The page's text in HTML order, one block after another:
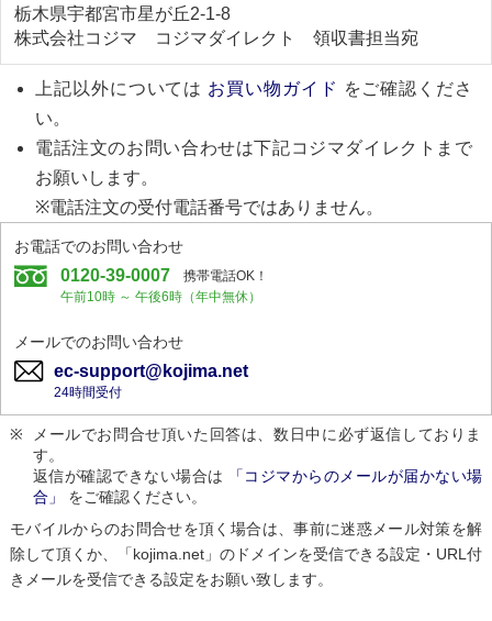
栃木県宇都宮市星が丘2-1-8
株式会社コジマ コジマダイレクト 領収書担当宛
上記以外については お買い物ガイド をご確認くださ
い。
電話注文のお問い合わせは下記コジマダイレクトまで
お願いします。
※電話注文の受付電話番号ではありません。
お電話でのお問い合わせ
0120-39-0007
携帯電話OK！
午前10時 ～ 午後6時（年中無休）
メールでのお問い合わせ
ec-support@kojima.net
24時間受付
メールでお問合せ頂いた回答は、数日中に必ず返信しておりま
す。
返信が確認できない場合は
「コジマからのメールが届かない場
合」 をご確認ください。
モバイルからのお問合せを頂く場合は、事前に迷惑メール対策を解
除して頂くか、「kojima.net」のドメインを受信できる設定・URL付
きメールを受信できる設定をお願い致します。